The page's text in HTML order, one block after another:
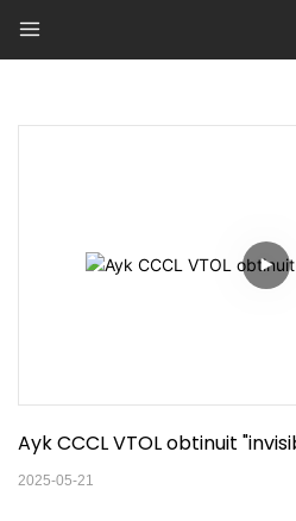
Ayk CCCL VTOL obtinuit
2025-05-21